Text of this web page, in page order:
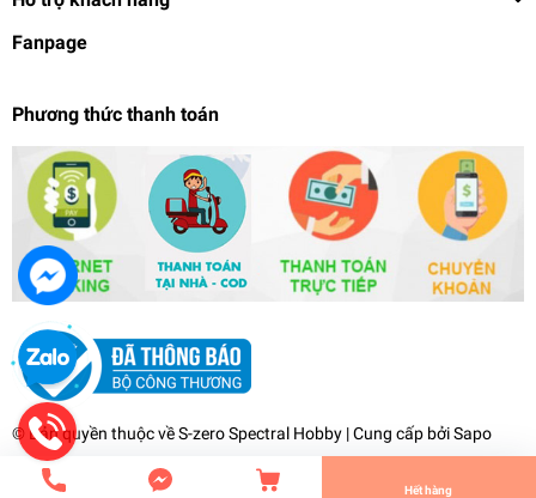
Fanpage
Phương thức thanh toán
© Bản quyền thuộc vềS-zero Spectral Hobby | Cung cấp bởiSapo
Mô hình lắp ráp EG 1/144 Strike Gundam GAT-
299.000₫
undefined
Tiến Hành Thanh Toán
Hết hàng